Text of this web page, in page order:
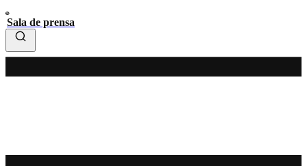
Sala de prensa